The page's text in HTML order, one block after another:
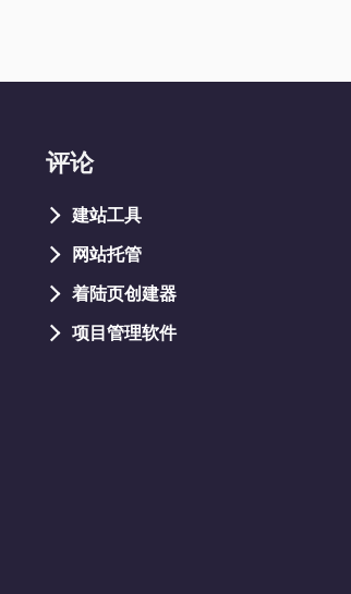
评论
建站工具
网站托管
着陆页创建器
项目管理软件